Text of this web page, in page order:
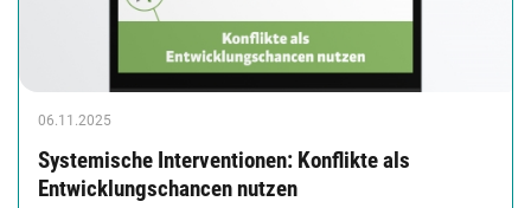
06.11.2025
Systemische Interventionen: Konflikte als
Entwicklungschancen nutzen